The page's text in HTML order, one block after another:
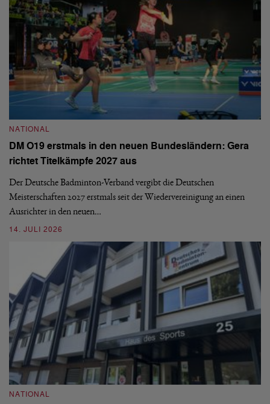
NATIONAL
DM O19 erstmals in den neuen Bundesländern: Gera
richtet Titelkämpfe 2027 aus
Der Deutsche Badminton-Verband vergibt die Deutschen
Meisterschaften 2027 erstmals seit der Wiedervereinigung an einen
Ausrichter in den neuen…
14. JULI 2026
NATIONAL